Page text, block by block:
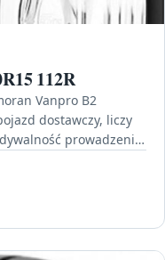
112R
Vanpro B2
dostawczy, liczy
prowadzenia